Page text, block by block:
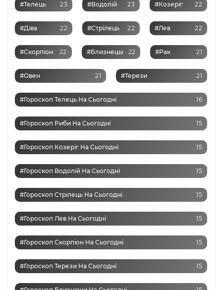
#Телець 23 #Водолій 23 #Козеріг 22
#Діва 22 #Стрілець 22 #Лев 22
#Скорпіон 22 #Близнецы 22 #Рак 21
#Овен 21 #Терези 21
#Гороскоп Телець На Сьогодні 16
#Гороскоп Риби На Сьогодні 15
#Гороскоп Козеріг На Сьогодні 15
#Гороскоп Водолій На Сьогодні 15
#Гороскоп Стрілець На Сьогодні 15
#Гороскоп Лев На Сьогодні 15
#Гороскоп Скорпіон На Сьогодні 15
#Гороскоп Терези На Сьогодні 15